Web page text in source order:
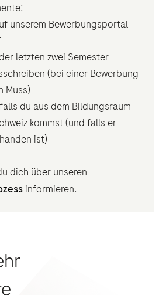
unserem Bewerbungsportal
letzten zwei Semester
(bei einer Bewerbung
Muss)
du aus dem Bildungsraum
kommst (und falls er
ist)
dich über unseren
informieren.